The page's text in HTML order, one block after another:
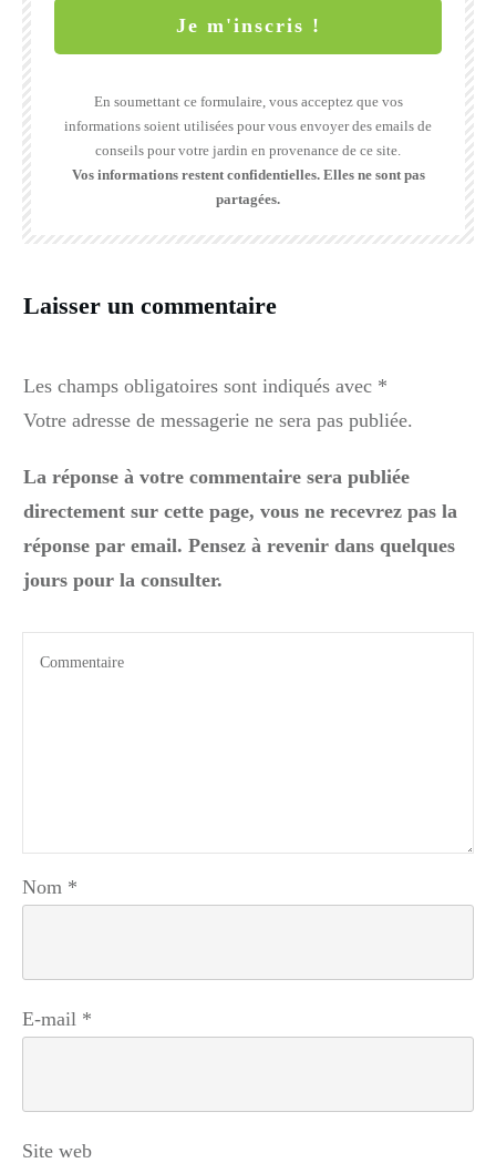
Je m'inscris !
En soumettant ce formulaire, vous acceptez que vos
informations soient utilisées pour vous envoyer des emails de
conseils pour votre jardin en provenance de ce site.
Vos informations restent confidentielles. Elles ne sont pas
partagées.
Laisser un commentaire
Les champs obligatoires sont indiqués avec *
Votre adresse de messagerie ne sera pas publiée.
La réponse à votre commentaire sera publiée
directement sur cette page, vous ne recevrez pas la
réponse par email. Pensez à revenir dans quelques
jours pour la consulter.
Nom *
E-mail *
Site web